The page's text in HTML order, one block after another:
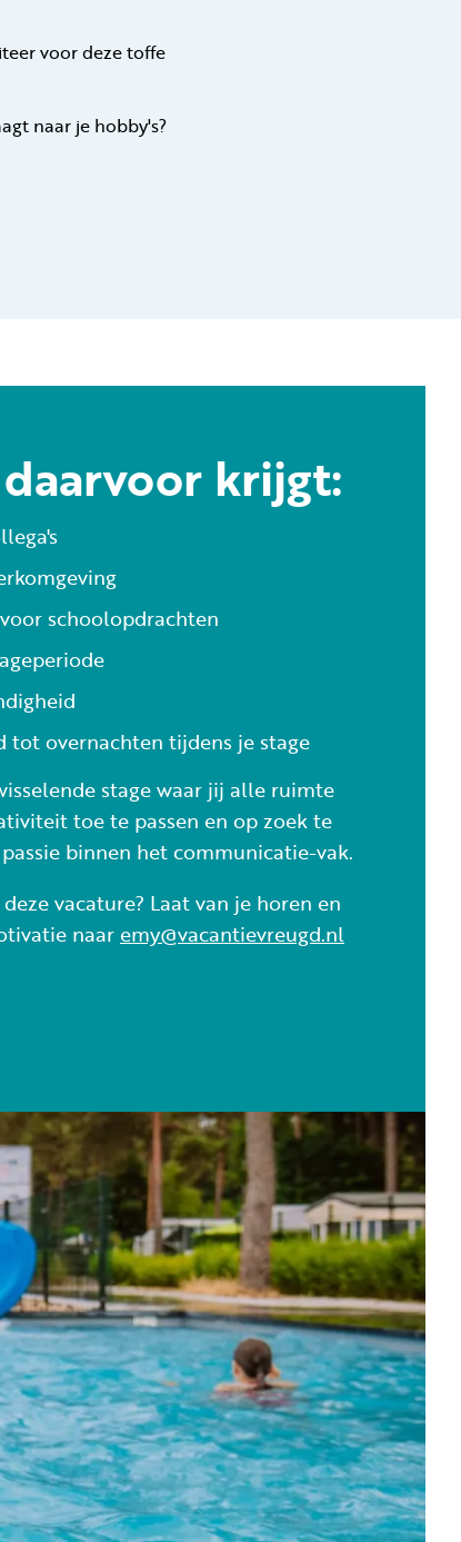
voor deze toffe
naar je hobby's?
krijgt:
schoolopdrachten
tot overnachten tijdens je stage
stage waar jij alle ruimte
toe te passen en op zoek te
binnen het communicatie-vak.
vacature? Laat van je horen en
naaremy@vacantievreugd.nl